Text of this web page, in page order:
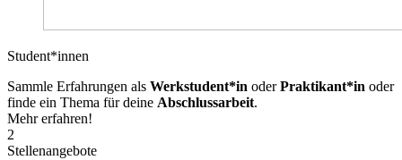
Student*innen
Sammle Erfahrungen als Werkstudent*in oderPraktikant*in oder
finde ein Thema für deine Abschlussarbeit.
Mehr erfahren!
2
Stellenangebote